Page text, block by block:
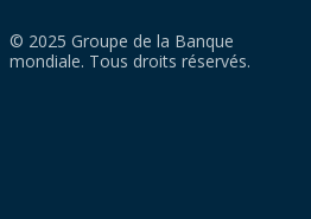
© 2025 Groupe de la Banque
mondiale. Tous droits réservés.